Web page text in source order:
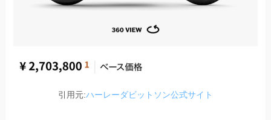
引用元:ハーレーダビットソン公式サイト